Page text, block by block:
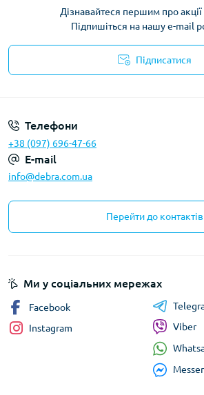
Дізнавайтеся першим про
Підпишіться на нашу e-mail
Підписатися
Телефони
+38 (097) 696-47-66
E-mail
info@debra.com.ua
Перейти до контактів
Ми у соціальних мережах
Facebook
Instagram
Viber